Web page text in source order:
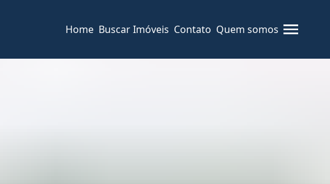
Home Buscar Imóveis Contato Quem somos